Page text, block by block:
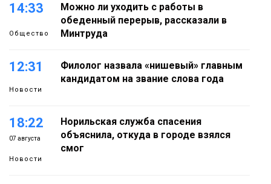
14:33
Общество
Можно ли уходить с работы в
обеденный перерыв, рассказали в
Минтруда
12:31
Новости
Филолог назвала «нишевый» главным
кандидатом на звание слова года
18:22
07 августа
Новости
Норильская служба спасения
объяснила, откуда в городе взялся
смог